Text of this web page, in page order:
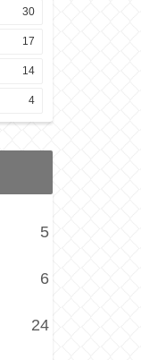
30
17
14
4
5
6
24